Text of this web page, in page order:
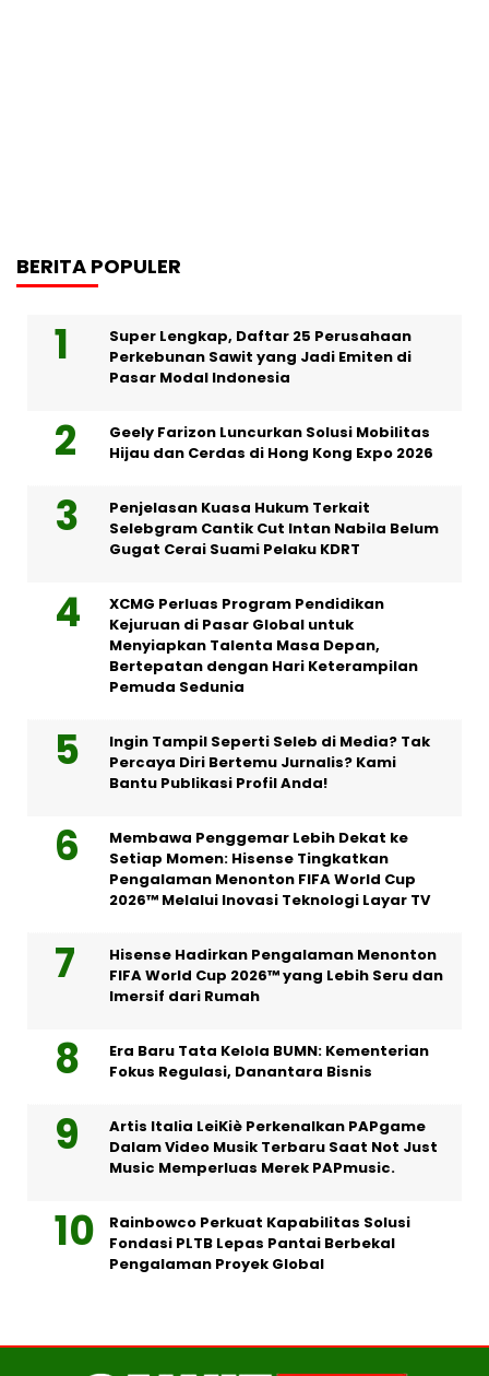
BERITA POPULER
Super Lengkap, Daftar 25 Perusahaan
Perkebunan Sawit yang Jadi Emiten di
Pasar Modal Indonesia
Geely Farizon Luncurkan Solusi Mobilitas
Hijau dan Cerdas di Hong Kong Expo 2026
Penjelasan Kuasa Hukum Terkait
Selebgram Cantik Cut Intan Nabila Belum
Gugat Cerai Suami Pelaku KDRT
XCMG Perluas Program Pendidikan
Kejuruan di Pasar Global untuk
Menyiapkan Talenta Masa Depan,
Bertepatan dengan Hari Keterampilan
Pemuda Sedunia
Ingin Tampil Seperti Seleb di Media? Tak
Percaya Diri Bertemu Jurnalis? Kami
Bantu Publikasi Profil Anda!
Membawa Penggemar Lebih Dekat ke
Setiap Momen: Hisense Tingkatkan
Pengalaman Menonton FIFA World Cup
2026™ Melalui Inovasi Teknologi Layar TV
Hisense Hadirkan Pengalaman Menonton
FIFA World Cup 2026™ yang Lebih Seru dan
Imersif dari Rumah
Era Baru Tata Kelola BUMN: Kementerian
Fokus Regulasi, Danantara Bisnis
Artis Italia LeiKiè Perkenalkan PAPgame
Dalam Video Musik Terbaru Saat Not Just
Music Memperluas Merek PAPmusic.
Rainbowco Perkuat Kapabilitas Solusi
Fondasi PLTB Lepas Pantai Berbekal
Pengalaman Proyek Global